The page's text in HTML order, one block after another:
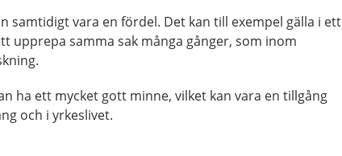
samtidigt vara en fördel. Det kan till exempel gälla i ett
upprepa samma sak många gånger, som inom
ha ett mycket gott minne, vilket kan vara en tillgång
och i yrkeslivet.